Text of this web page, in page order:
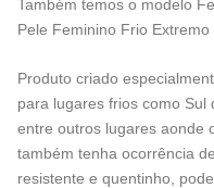
Também temos o modelo
Pele Feminino Frio Extremo
Produto criado
para lugares frios como Sul
entre outros lugares aonde
também tenha ocorrência
resistente e quentinho,